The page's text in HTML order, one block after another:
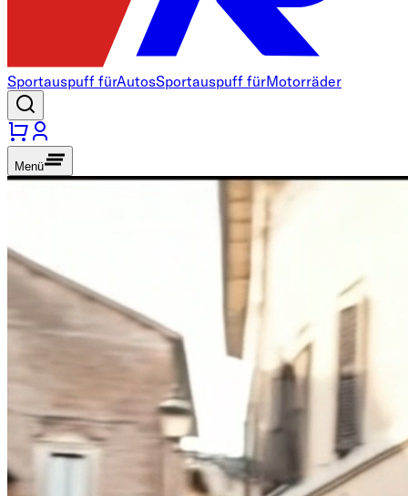
Sportauspuff fürAutosSportauspuff fürMotorräder
Menü